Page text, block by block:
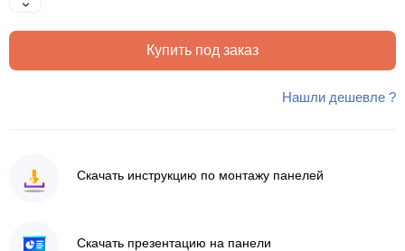
Купить под заказ
Нашли дешевле ?
Скачать инструкцию по монтажу панелей
Скачать презентацию на панели